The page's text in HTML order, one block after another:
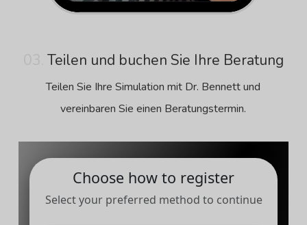
Teilen und buchen Sie Ihre Beratung
Teilen Sie Ihre Simulation mit Dr. Bennett und
vereinbaren Sie einen Beratungstermin.